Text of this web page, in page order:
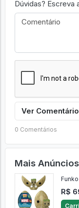
Dúvidas? Escreva
Ver
0 Comentários
Mais Anúncios
R$